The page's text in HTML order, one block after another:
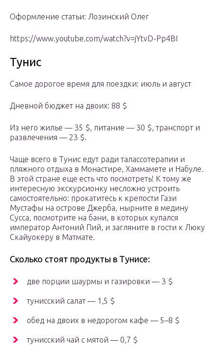
Оформление статьи: Лозинский Олег
https://www.youtube.com/watch?v=jYtvD-Pp4BI
Тунис
Самое дорогое время для поездки: июль и август
Дневной бюджет на двоих: 88 $
Из него жилье — 35 $, питание — 30 $, транспорт и
развлечения — 23 $.
Чаще всего в Тунис едут ради талассотерапии и
пляжного отдыха в Монастире, Хаммамете и Набуле.
В этой стране еще есть что посмотреть! К тому же
интересную экскурсионку несложно устроить
самостоятельно: прокатитесь к крепости Гази
Мустафы на острове Джерба, нырните в медину
Сусса, посмотрите на бани, в которых купался
император Антоний Пий, и загляните в гости к Люку
Скайуокеру в Матмате.
Сколько стоят продукты в Тунисе:
две порции шаурмы и газировки — 3 $
тунисский салат — 1,5 $
обед на двоих в недорогом кафе — 5–8 $
тунисский чай с мятой — 0,7 $